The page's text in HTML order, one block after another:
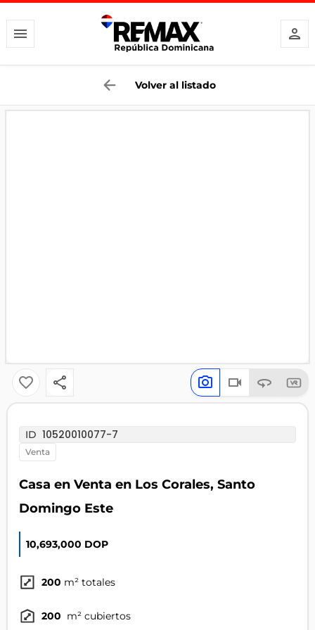
Volver al listado
ID 10520010077-7
venta
Casa en Venta en Los Corales, Santo
Domingo Este
10,693,000 DOP
200 m² totales
200 m² cubiertos